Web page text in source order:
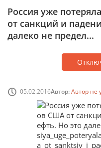
Россия уже
от санкций и
далеко не предел...
05.02.2016Автор:Автор не